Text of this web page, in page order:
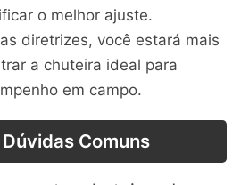
o melhor ajuste.
diretrizes, você estará mais
a chuteira ideal para
em campo.
Dúvidas Comuns